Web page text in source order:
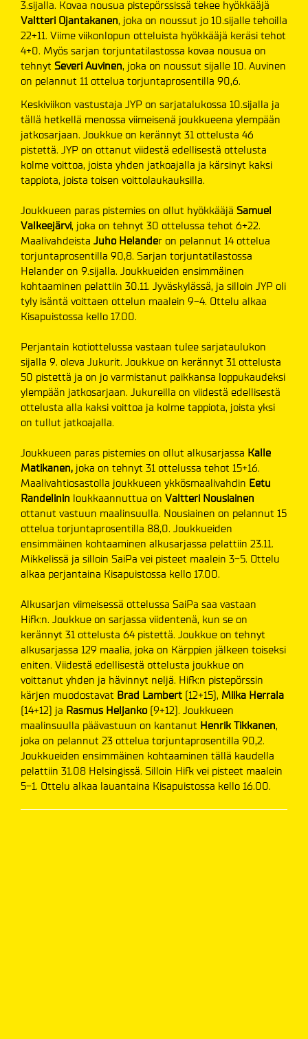
3.sijalla. Kovaa nousua pistepörssissä tekee hyökkääjä
Valtteri Ojantakanen, joka on noussut jo 10.sijalle tehoilla
22+11. Viime viikonlopun otteluista hyökkääjä keräsi tehot
4+0. Myös sarjan torjuntatilastossa kovaa nousua on
tehnyt Severi Auvinen, joka on noussut sijalle 10. Auvinen
on pelannut 11 ottelua torjuntaprosentilla 90,6.
Keskiviikon vastustaja JYP on sarjatalukossa 10.sijalla ja
tällä hetkellä menossa viimeisenä joukkueena ylempään
jatkosarjaan. Joukkue on kerännyt 31 ottelusta 46
pistettä. JYP on ottanut viidestä edellisestä ottelusta
kolme voittoa, joista yhden jatkoajalla ja kärsinyt kaksi
tappiota, joista toisen voittolaukauksilla.
Joukkueen paras pistemies on ollut hyökkääjä Samuel
Valkeejärvi, joka on tehnyt 30 ottelussa tehot 6+22.
Maalivahdeista Juho Helander on pelannut 14 ottelua
torjuntaprosentilla 90,8. Sarjan torjuntatilastossa
Helander on 9.sijalla. Joukkueiden ensimmäinen
kohtaaminen pelattiin 30.11. Jyväskylässä, ja silloin JYP oli
tyly isäntä voittaen ottelun maalein 9-4. Ottelu alkaa
Kisapuistossa kello 17.00.
Perjantain kotiottelussa vastaan tulee sarjataulukon
sijalla 9. oleva Jukurit. Joukkue on kerännyt 31 ottelusta
50 pistettä ja on jo varmistanut paikkansa loppukaudeksi
ylempään jatkosarjaan. Jukureilla on viidestä edellisestä
ottelusta alla kaksi voittoa ja kolme tappiota, joista yksi
on tullut jatkoajalla.
Joukkueen paras pistemies on ollut alkusarjassa Kalle
Matikanen, joka on tehnyt 31 ottelussa tehot 15+16.
Maalivahtiosastolla joukkueen ykkösmaalivahdin Eetu
Randelinin loukkaannuttua on Valtteri Nousiainen
ottanut vastuun maalinsuulla. Nousiainen on pelannut 15
ottelua torjuntaprosentilla 88,0. Joukkueiden
ensimmäinen kohtaaminen alkusarjassa pelattiin 23.11.
Mikkelissä ja silloin SaiPa vei pisteet maalein 3-5. Ottelu
alkaa perjantaina Kisapuistossa kello 17.00.
Alkusarjan viimeisessä ottelussa SaiPa saa vastaan
Hifk:n. Joukkue on sarjassa viidentenä, kun se on
kerännyt 31 ottelusta 64 pistettä. Joukkue on tehnyt
alkusarjassa 129 maalia, joka on Kärppien jälkeen toiseksi
eniten. Viidestä edellisestä ottelusta joukkue on
voittanut yhden ja hävinnyt neljä. Hifk:n pistepörssin
kärjen muodostavat Brad Lambert (12+15), Miika Herrala
(14+12) ja Rasmus Heljanko (9+12). Joukkueen
maalinsuulla päävastuun on kantanut Henrik Tikkanen,
joka on pelannut 23 ottelua torjuntaprosentilla 90,2.
Joukkueiden ensimmäinen kohtaaminen tällä kaudella
pelattiin 31.08 Helsingissä. Silloin Hifk vei pisteet maalein
5-1. Ottelu alkaa lauantaina Kisapuistossa kello 16.00.